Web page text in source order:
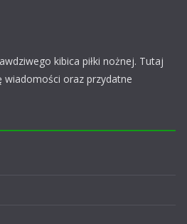
kibica piłki nożnej. Tutaj
wiadomości oraz przydatne